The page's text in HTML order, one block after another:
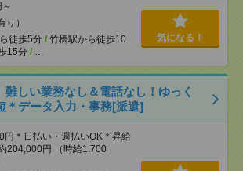
り）
徒歩5分 / 竹橋駅から徒歩10
15分 /
気になる！
難しい業務なし＆電話なし！ゆっく
＊データ入力・事務[派遣]
＊日払い・週払いOK＊昇給
204,000円 （時給1,700